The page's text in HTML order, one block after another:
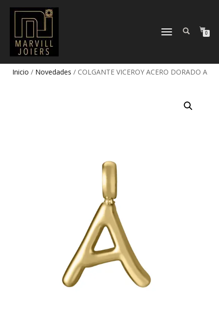
TOGGLE
0
Inicio / Novedades / COLGANTE VICEROY ACERO DORADO A